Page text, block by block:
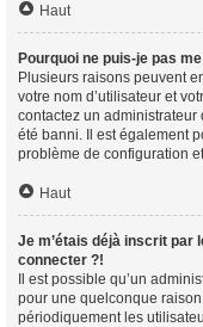
Haut
Pourquoi ne puis-je pas
Plusieurs raisons peuvent
votre nom d’utilisateur et
contactez un
été banni. Il est également
problème de configuration
Haut
Je m’étais déjà inscrit par
connecter ?!
Il est possible qu’un
pour une quelconque
périodiquement les